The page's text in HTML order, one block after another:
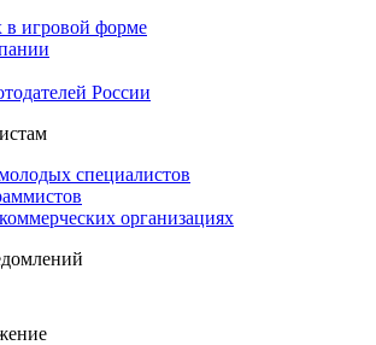
игровой форме
России
специалистов
организациях